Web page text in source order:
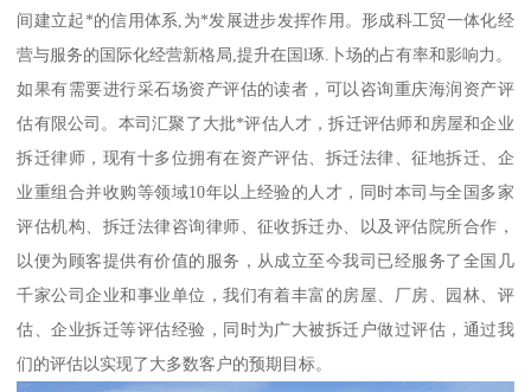
间建立起*的信用体系,为*发展进步发挥作用。形成科工贸一体化经
营与服务的国际化经营新格局,提升在国l琢.卜场的占有率和影响力。
如果有需要进行采石场资产评估的读者，可以咨询重庆海润资产评
估有限公司。本司汇聚了大批*评估人才，拆迁评估师和房屋和企业
拆迁律师，现有十多位拥有在资产评估、拆迁法律、征地拆迁、企
业重组合并收购等领域10年以上经验的人才，同时本司与全国多家
评估机构、拆迁法律咨询律师、征收拆迁办、以及评估院所合作，
以便为顾客提供有价值的服务，从成立至今我司已经服务了全国几
千家公司企业和事业单位，我们有着丰富的房屋、厂房、园林、评
估、企业拆迁等评估经验，同时为广大被拆迁户做过评估，通过我
们的评估以实现了大多数客户的预期目标。